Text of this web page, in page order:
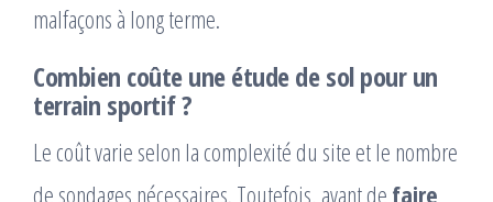
malfaçons à long terme.
Combien coûte une étude de sol pour un
terrain sportif ?
Le coût varie selon la complexité du site et le nombre
de sondages nécessaires. Toutefois, avant de faire